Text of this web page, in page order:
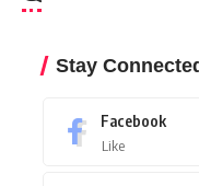
Stay
Facebook
Like